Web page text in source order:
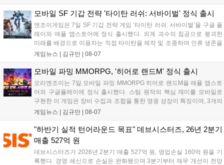
의 오만으로 균열이...
모바일 SF 기갑 전략 '타이탄 러쉬: 서바이벌' 정식 출시
엔조이게임은 7일 SF 기갑 전략 게임 ‘타이탄 러쉬: 서바이벌’을 구글 플
레이와 애플 앱스토어에 정식 출시했다. 외계 괴수의 침공으로 붕괴한
미래를 배경으로 이용자는 직접 타이탄을 제작 및 조종하며 인류 생존을
위한 전투를 펼친다. 지휘관 모집, 피난처 운영, 연맹 협동 콘텐츠가 특징
지원 보상을 제공한다. 상세 내용은 공식 커뮤니티에서 확인 가능하다....
게임뉴스 | 김규만 | 08-07
모바일 파밍 MMORPG, '히어로 랜드M' 정식 출시
오리엔조이는 7일 모바일 파밍 MMORPG 히어로 랜드M을 애플 앱스토
어와 구글플레이에 정식 출시했다. 스팀 원작의 핵심 재미를 모바일로
구현한 이 게임은 장비 수집과 조합을 통한 영웅 성장이 특징이며, 3개의
무기 스킬을 활용한 전략적 전투와 길드전 등 다양한 콘텐츠를 제공한
혜택을 지급하며, 상세 내용은 공식 라운지에서 확인할 수 있다. 이용자
는 게임 접속 및 주요 콘텐츠 플레이를 통해 성장을 지원받을 수 있다....
게임뉴스 | 김규만 | 08-07
"하반기 실적 턴어라운드 목표" 데브시스터즈, 26년 2분기
매출 527억 원
데브시스터즈가 2026년 2분기 매출 527억 원, 영업손실 160억 원을 기
록했다. 경영 쇄신으로 손실은 완화됐으며 3분기부터 재무 개선이 전망